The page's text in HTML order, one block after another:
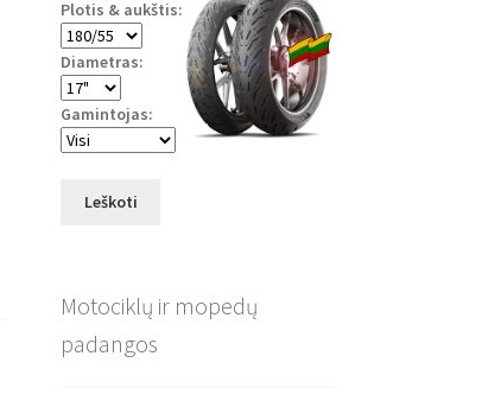
Plotis & aukštis:
Diametras:
Gamintojas:
Leškoti
Motociklų ir mopedų
padangos